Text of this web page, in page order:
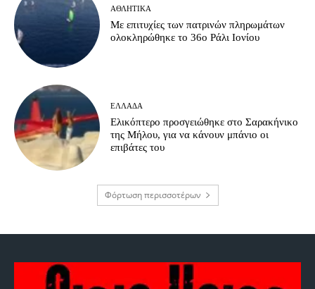
ΑΘΛΗΤΙΚΆ
Με επιτυχίες των πατρινών πληρωμάτων
ολοκληρώθηκε το 36ο Ράλι Ιονίου
ΕΛΛΆΔΑ
Ελικόπτερο προσγειώθηκε στο Σαρακήνικο
της Μήλου, για να κάνουν μπάνιο οι
επιβάτες του
Φόρτωση περισσοτέρων